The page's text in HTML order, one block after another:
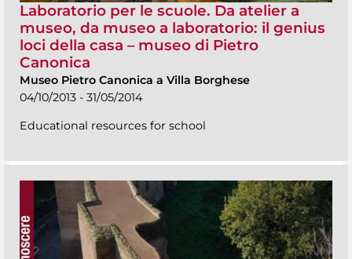
Laboratorio per le scuole. Da atelier a
museo, da museo a laboratorio: il genius
loci della casa – museo di Pietro
Canonica
Museo Pietro Canonica a Villa Borghese
04/10/2013 - 31/05/2014
Educational resources for school